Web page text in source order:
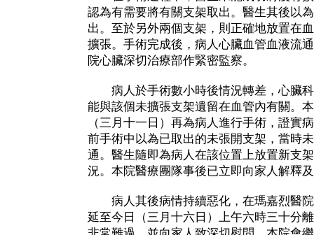
認為有需要將有關支架取出。醫生其後以
出。至於另外兩個支架，則正確地放置在
擴張。手術完成後，病人心臟血管血液流
院心臟深切治療部作緊密監察。
病人於手術數小時後情況轉差，心臟科
能與該個未擴張支架遺留在血管內有關。
（三月十一日）再為病人進行手術，證實
前手術中以為已取出的未張開支架，當時
通。醫生隨即為病人在該位置上放置新支
況。本院醫療團隊事後已立即向家人解釋
病人其後病情持續惡化，在瑪嘉烈醫院
延至今日（三月十六日）上午六時三十分